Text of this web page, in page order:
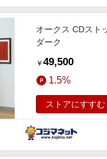
オークス CDスト
ダーク
￥ 49,500
1.5%
ストアにすすむ